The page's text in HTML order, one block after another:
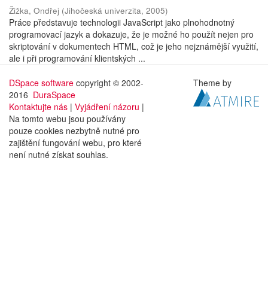
Žižka, Ondřej (Jihočeská univerzita, 2005)
Práce představuje technologii JavaScript jako plnohodnotný
programovací jazyk a dokazuje, že je možné ho použít nejen pro
skriptování v dokumentech HTML, což je jeho nejznámější využití,
ale i při programování klientských ...
DSpace software copyright © 2002-
2016 DuraSpace
Kontaktujte nás | Vyjádření názoru |
Na tomto webu jsou používány
pouze cookies nezbytně nutné pro
zajištění fungování webu, pro které
není nutné získat souhlas.
Theme by